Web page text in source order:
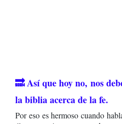
🔜 Así que hoy no, nos
la biblia acerca de la fe.
Por eso es hermoso cuando